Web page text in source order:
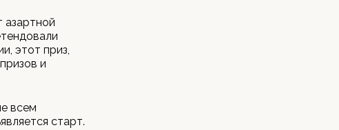
азартной
этот приз,
и
всем
старт.